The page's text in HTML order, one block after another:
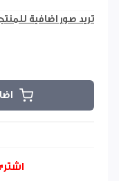
تريد صور اضافية